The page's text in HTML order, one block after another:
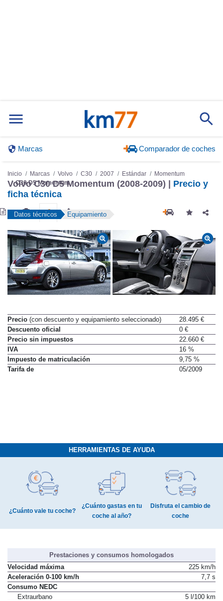
Marcas Comparador de coches
Inicio Marcas Volvo C30 2007 Estándar
Momentum
C30 D5 Momentum
Volvo C30 D5 Momentum (2008-2009) | Precio y
ficha técnica
Datos técnicos Equipamiento
Precio (con descuento y equipamiento seleccionado)
28.495 €
Descuento oficial
0 €
Precio sin impuestos
22.660 €
IVA
16 %
Impuesto de matriculación
9,75 %
Tarifa de
05/2009
HERRAMIENTAS DE AYUDA
¿Cuánto vale tu coche?
¿Cuánto gastas en tu
coche al año?
Disfruta el cambio de
coche
Prestaciones y consumos homologados
Velocidad máxima
225 km/h
Aceleración 0-100 km/h
7,7 s
Consumo NEDC
Extraurbano
5 l/100 km